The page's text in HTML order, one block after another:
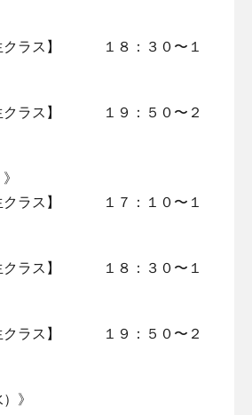
生クラス】 １８：３０〜１
生クラス】 １９：５０〜２
生クラス】 １７：１０〜１
生クラス】 １８：３０〜１
生クラス】 １９：５０〜２
》